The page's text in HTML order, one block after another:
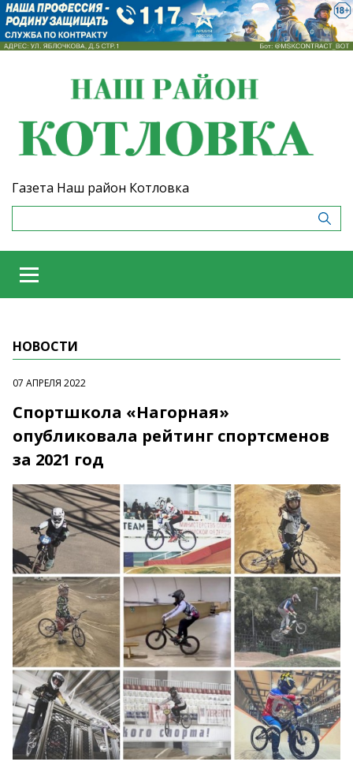
Газета Наш район Котловка
НОВОСТИ
07 АПРЕЛЯ 2022
Спортшкола «Нагорная»
опубликовала рейтинг спортсменов
за 2021 год